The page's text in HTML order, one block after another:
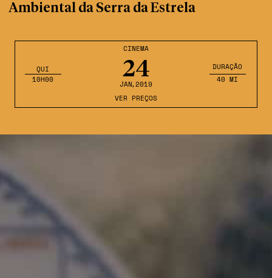
CINEMA
24
JAN,2019
QUI
10H00
DURAÇÃO
40 MI
VER PREÇOS
Ambiental da Serra da Estrela